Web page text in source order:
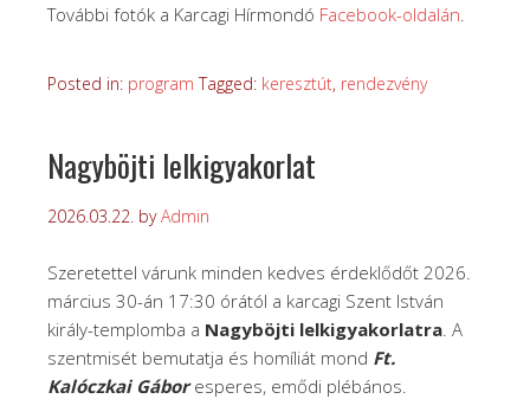
További fotók a Karcagi Hírmondó Facebook-oldalán
Posted in: program Tagged: keresztút, rendezvény
Nagyböjti lelkigyakorlat
2026.03.22. byAdmin
Szeretettel várunk minden kedves érdeklődőt 2026.
március 30-án 17:30 órától a karcagi Szent István
király-templomba a Nagyböjti lelkigyakorlatra . A
szentmisét bemutatja és homíliát mond Ft.
Kalóczkai Gáboresperes, emődi plébános.